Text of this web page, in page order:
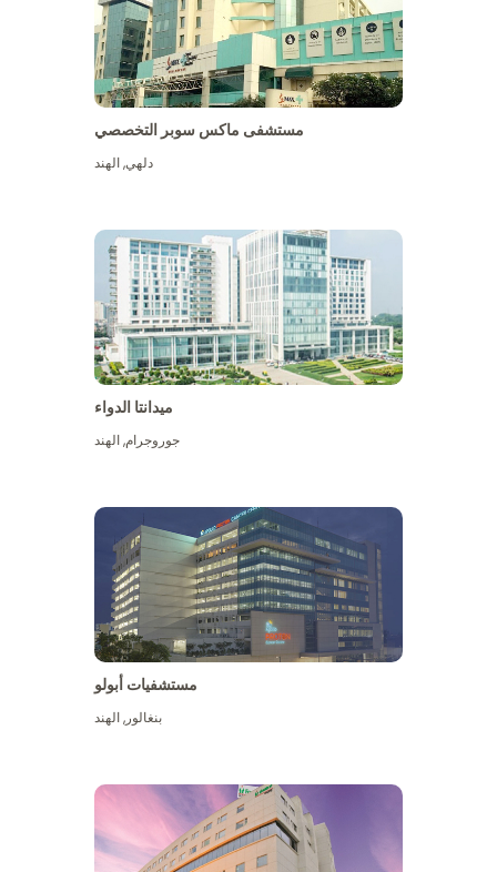
مستشفى ماكس سوبر التخصصي
دلهي,الهند
ميدانتا الدواء
جوروجرام,الهند
مستشفيات أبولو
بنغالور,الهند